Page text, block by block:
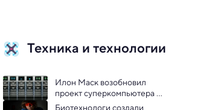
Техника и технологии
Илон Маск возобновил
проект суперкомпьютера
Dojo для собственного ИИ